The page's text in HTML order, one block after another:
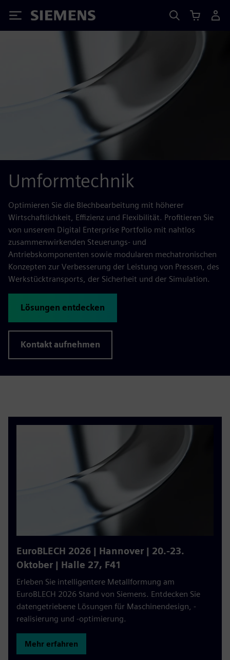
Siemens
Umformtechnik
Optimieren Sie die Blechbearbeitung mit höherer
Wirtschaftlichkeit, Effizienz und Flexibilität. Profitieren Sie
von unserem Digital Enterprise Portfolio mit nahtlos
zusammenwirkenden Steuerungs- und
Antriebskomponenten sowie modularen mechatronischen
Konzepten zur Verbesserung der Leistung von Pressen, des
Werkstücktransports, der Sicherheit und der Simulation.
Lösungen entdecken
Kontakt aufnehmen
EuroBLECH 2026 | Hannover | 20.-23.
Oktober | Halle 27, F41
Erleben Sie intelligentere Metallformung am
EuroBLECH 2026 Stand von Siemens. Entdecken Sie
datengetriebene Lösungen für Maschinendesign, -
realisierung und -optimierung.
Mehr erfahren